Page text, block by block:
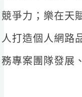
競爭力；樂在天
人打造個人網路
務專案團隊發展